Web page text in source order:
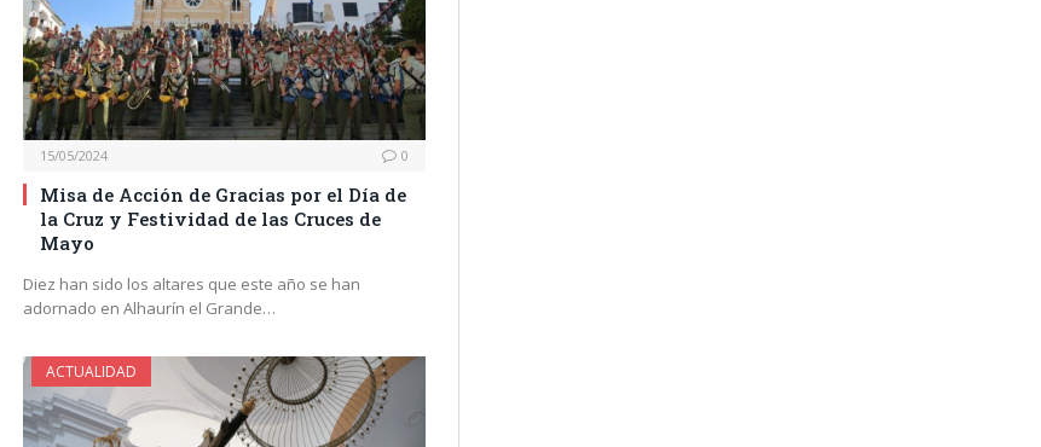
15/05/2024 0
Misa de Acción de Gracias por el Día de
la Cruz y Festividad de las Cruces de
Mayo
Diez han sido los altares que este año se han
adornado en Alhaurín el Grande…
ACTUALIDAD